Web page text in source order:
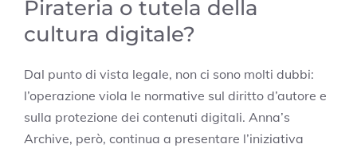
Pirateria o tutela della
cultura digitale?
Dal punto di vista legale, non ci sono molti dubbi:
l’operazione viola le normative sul diritto d’autore e
sulla protezione dei contenuti digitali. Anna’s
Archive, però, continua a presentare l’iniziativa